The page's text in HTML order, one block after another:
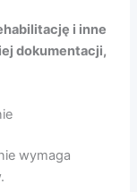
i inne
dokumentacji,
wymaga